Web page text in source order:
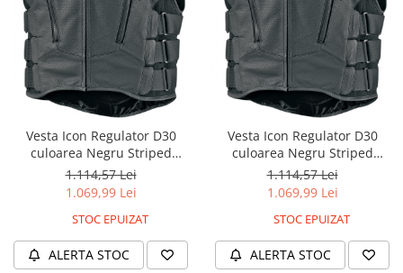
Vesta Icon Regulator D30
culoarea Negru Striped
marimea S/M
1.114,57 Lei
1.069,99 Lei
STOC EPUIZAT
ALERTA STOC
Vesta Icon Regulator D30
culoarea Negru Striped
marimea L/XL
1.114,57 Lei
1.069,99 Lei
STOC EPUIZAT
ALERTA STOC